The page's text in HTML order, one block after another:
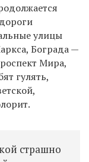
улицы
Бограда —
Мира,
гулять,
страшно